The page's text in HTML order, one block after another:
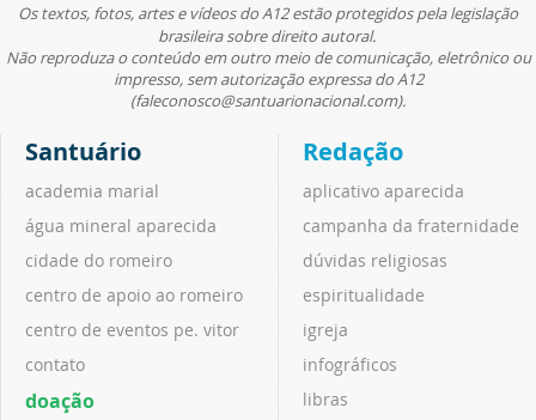
Os textos, fotos, artes e vídeos do A12 estão protegidos pela legislação
brasileira sobre direito autoral.
Não reproduza o conteúdo em outro meio de comunicação, eletrônico ou
impresso, sem autorização expressa do A12
(faleconosco@santuarionacional.com).
Santuário
academia marial
água mineral aparecida
cidade do romeiro
centro de apoio ao romeiro
centro de eventos pe. vitor
contato
doação
Redação
aplicativo aparecida
campanha da fraternidade
dúvidas religiosas
espiritualidade
igreja
infográficos
libras